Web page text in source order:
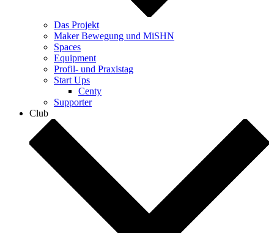
Das Projekt
Maker Bewegung und MiSHN
Spaces
Equipment
Profil- und Praxistag
Start Ups
Centy
Supporter
Club